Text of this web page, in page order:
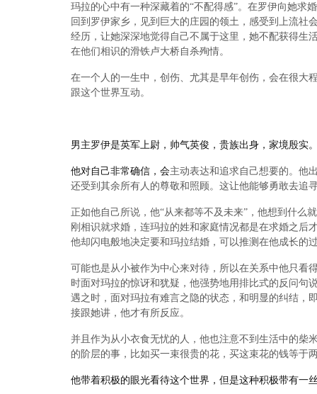
玛拉的心中有一种深藏着的“不配得感”。在罗伊向她求
回到罗伊家乡，见到巨大的庄园的领土，感受到上流社
经历，让她深深地觉得自己不属于这里，她不配获得生
在他们相识的滑铁卢大桥自杀殉情。
在一个人的一生中，创伤、尤其是早年创伤，会在很大
跟这个世界互动。
男主罗伊是英军上尉，帅气英俊，贵族出身，家境殷实
他对自己非常确信，会主动表达和追求自己想要的。他
还受到其余所有人的尊敬和照顾。这让他能够勇敢去追
正如他自己所说，他“从来都等不及未来”， 他想到什么
刚相识就求婚，连玛拉的姓和家庭情况都是在求婚之后
他却闪电般地决定要和玛拉结婚，可以推测在他成长的
可能也是从小被作为中心来对待，所以在关系中他只看
时面对玛拉的惊讶和犹疑，他强势地用排比式的反问句
遇之时，面对玛拉有难言之隐的状态，和明显的纠结，
接跟她讲，他才有所反应。
并且作为从小衣食无忧的人，他也注意不到生活中的柴
的阶层的事，比如买一束很贵的花，买这束花的钱等于
他带着积极的眼光看待这个世界，但是这种积极带有一